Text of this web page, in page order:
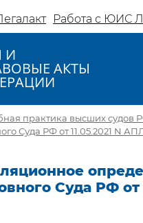
Работа с ЮИС
И
АКТЫ
практика высших судов
Суда РФ от 11.05.2021 N
Суда РФ от